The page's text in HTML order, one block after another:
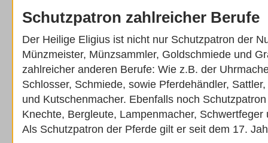
Schutzpatron zahlreicher Berufe
Der Heilige Eligius ist nicht nur Schutzpatron der
Münzmeister, Münzsammler, Goldschmiede und
zahlreicher anderen Berufe: Wie z.B. der
Schlosser, Schmiede, sowie Pferdehändler,
und Kutschenmacher. Ebenfalls noch
Knechte, Bergleute, Lampenmacher, Schwertfeger
Als Schutzpatron der Pferde gilt er seit dem 17.